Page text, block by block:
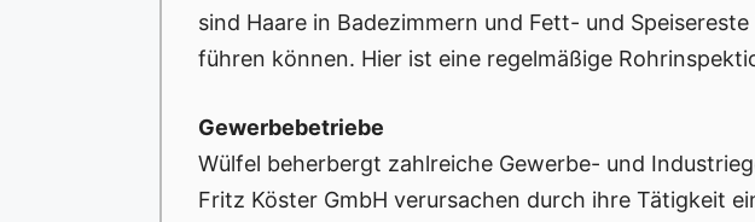
sind Haare in Badezimmern und Fett- und
führen können. Hier ist eine regelmäßige
Gewerbebetriebe
Wülfel beherbergt zahlreiche Gewerbe- und
Fritz Köster GmbH verursachen durch ihre Tätigkeit